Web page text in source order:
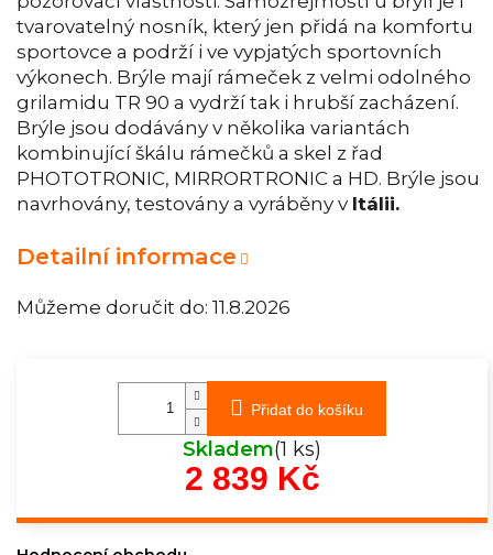
Můžeme doručit do: 11.8.2026
tvarovatelný nosník, který jen přidá na komfortu
sportovce a podrží i ve vypjatých sportovních
výkonech. Brýle mají rámeček z velmi odolného
grilamidu TR 90 a vydrží tak i hrubší zacházení.
Brýle jsou dodávány v několika variantách
kombinující škálu rámečků a skel z řad
PHOTOTRONIC, MIRRORTRONIC a HD. Brýle jsou
navrhovány, testovány a vyráběny v Itálii.
Detailní informace
Přidat do košíku
Skladem(1 ks)
2 839 KčMěrná